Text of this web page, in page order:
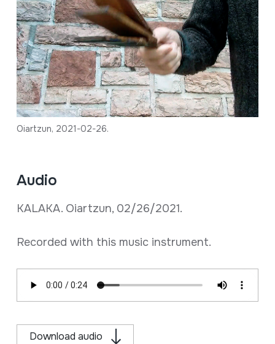
Oiartzun, 2021-02-26.
Audio
KALAKA. Oiartzun, 02/26/2021.
Recorded with this music instrument.
Download audio